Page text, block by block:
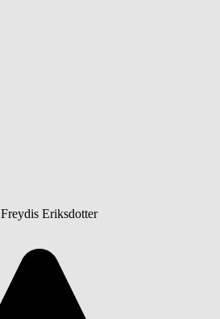
Freydis Eriksdotter